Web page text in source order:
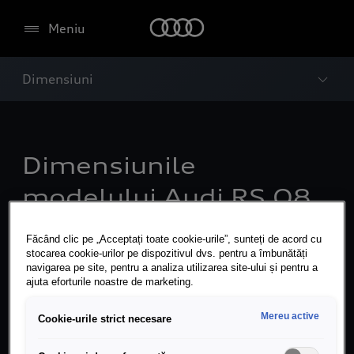
Meniu
Dimensiuni
Dimensiunile
modelului Audi RS Q8
performance.
Făcând clic pe „Acceptați toate cookie-urile”, sunteți de acord cu
stocarea cookie-urilor pe dispozitivul dvs. pentru a îmbunătăți
navigarea pe site, pentru a analiza utilizarea site-ului și pentru a
ajuta eforturile noastre de marketing.
Cookie-urile strict necesare Mereu active